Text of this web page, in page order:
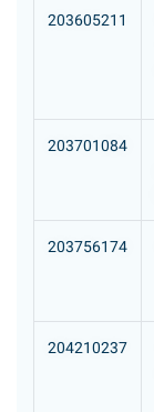
203605211
203701084
203756174
204210237